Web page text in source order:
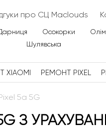
про СЦ Maclouds
Осокорки
Шулявська
XIAOMI РЕМОНТ PIXEL
5a 5G
З